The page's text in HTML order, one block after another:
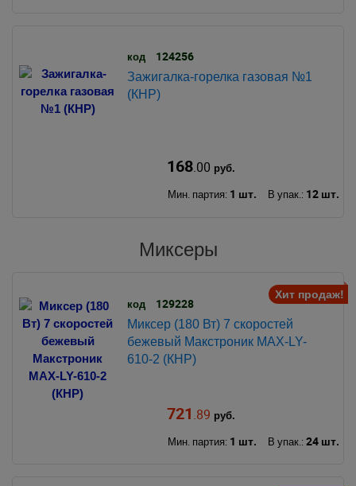
код 124256
Зажигалка-горелка газовая №1
(КНР)
168.00 руб.
Мин. партия: 1 шт. В упак.: 12 шт.
Миксеры
Хит продаж!
код 129228
Миксер (180 Вт) 7 скоростей
бежевый Макстроник MAX-LY-
610-2 (КНР)
721.89 руб.
Мин. партия: 1 шт. В упак.: 24 шт.